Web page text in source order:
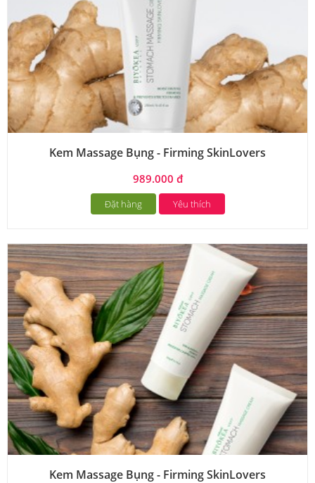
Kem Massage Bụng - Firming SkinLovers
989.000 đ
Đặt hàng Yêu thích
Kem Massage Bụng - Firming SkinLovers